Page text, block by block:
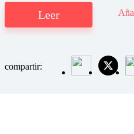
Leer
compartir: